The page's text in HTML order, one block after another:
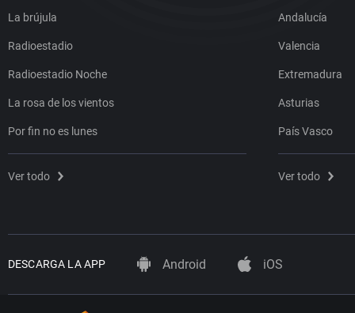
La brújula
Radioestadio
Radioestadio Noche
La rosa de los vientos
Por fin no es lunes
Ver todo
Andalucía
Valencia
Extremadura
Asturias
País Vasco
Ver todo
DESCARGA LA APP Android iOS